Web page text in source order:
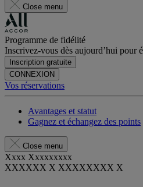
Close menu
Programme de fidélité
Inscrivez-vous dès aujourd’hui pour
Inscription gratuite
CONNEXION
Vos réservations
Avantages et statut
Gagnez et échangez des points
Close menu
Xxxx Xxxxxxxxx
XXXXXX X XXXXXXXX X